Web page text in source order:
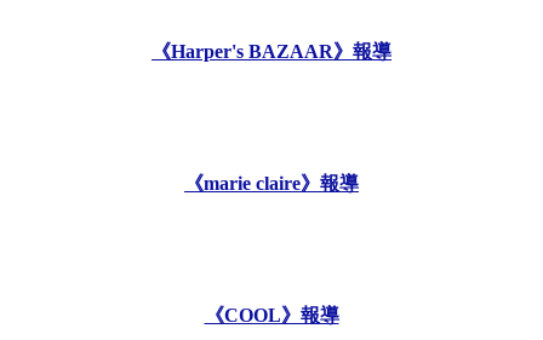
《Harper's BAZAAR》報導
《marie claire》報導
《COOL》報導